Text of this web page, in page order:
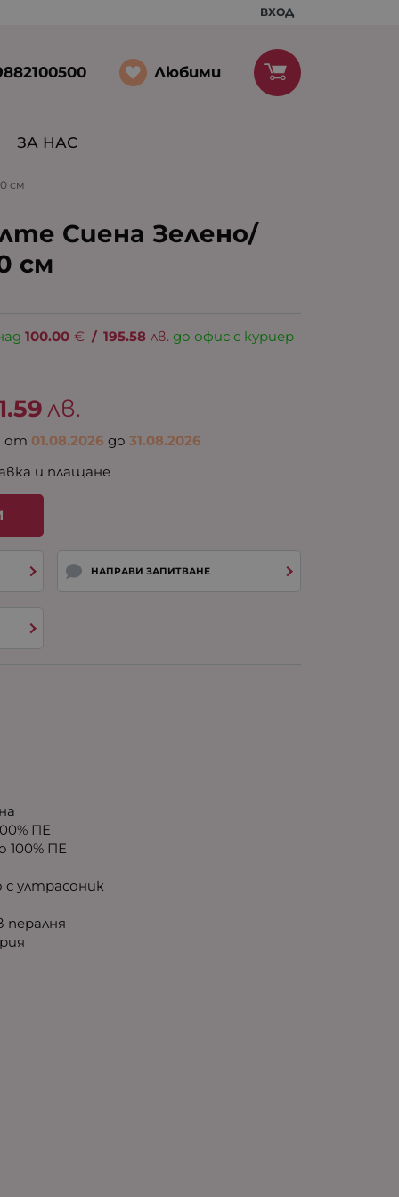
ВХОД
Любими
ЗА НАС
см
Сиена Зелено/
см
100.00 € / 195.58 лв. до офис с куриер
лв.
от 01.08.2026 до 31.08.2026
и плащане
НАПРАВИ ЗАПИТВАНЕ
ПЕ
100% ПЕ
ултрасоник
пералня